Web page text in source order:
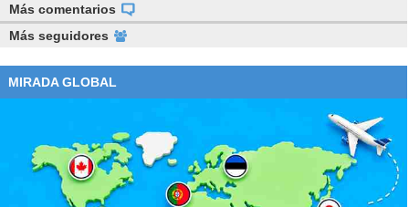
Más comentarios
Más seguidores
MIRADA GLOBAL